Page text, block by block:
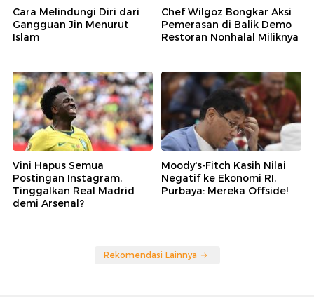
Cara Melindungi Diri dari
Gangguan Jin Menurut
Islam
Chef Wilgoz Bongkar Aksi
Pemerasan di Balik Demo
Restoran Nonhalal Miliknya
Vini Hapus Semua
Postingan Instagram,
Tinggalkan Real Madrid
demi Arsenal?
Moody's-Fitch Kasih Nilai
Negatif ke Ekonomi RI,
Purbaya: Mereka Offside!
Rekomendasi Lainnya